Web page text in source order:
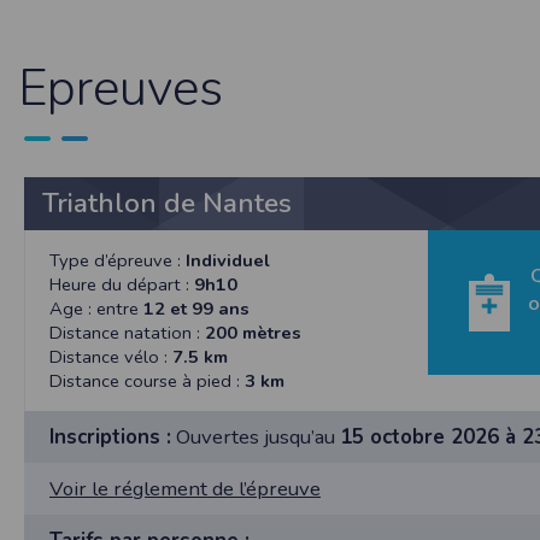
Epreuves
Triathlon de Nantes
Type d’épreuve : Individuel
Heure du départ : 9h10
Age : entre 12 et 99 ans
Distance natation : 200 mètres
Distance vélo : 7.5 km
Distance course à pied : 3 km
Inscriptions : Ouvertes jusqu’au 15 octobre 2026 à
Voir le réglement de l’épreuve
Conformément à la loi « informatique et
concernent.
Vous pouvez accèder aux informations
données vous concernant.
Conditions générales
POLITIQUE DE CONFIDENTIALITÉ DE
Informations sur la localisation
Nous collectons et traitons les